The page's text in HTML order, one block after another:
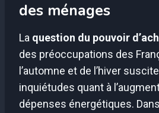
des ménages
La question du pouvoir
des préoccupations des
l’automne et de l’hiver
inquiétudes quant à
dépenses énergétiques.